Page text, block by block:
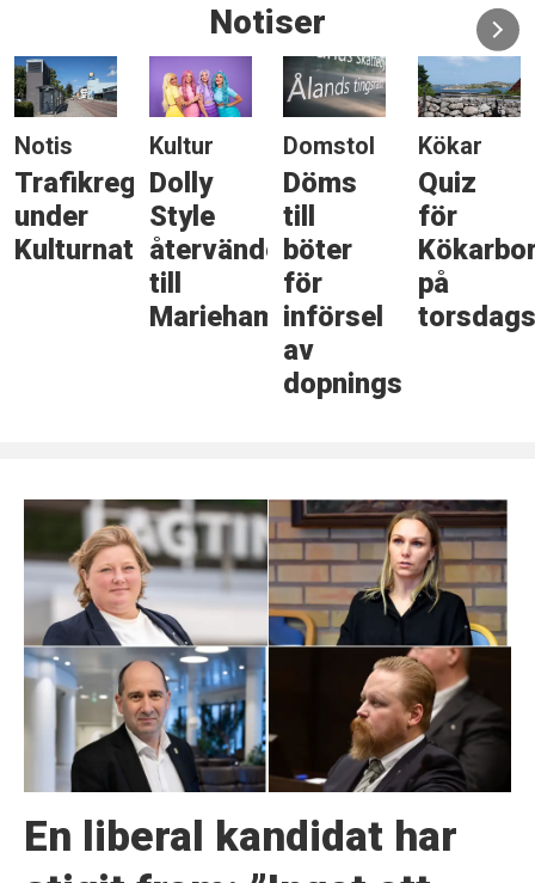
Notiser
Notis
Trafikreglering
under
Kulturnatten
Kultur
Dolly
Style
återvänder
till
Mariehamn
Domstol
Döms
till
böter
för
införsel
av
dopningsmedel
Kökar
Quiz
för
på
En liberal kandidat har